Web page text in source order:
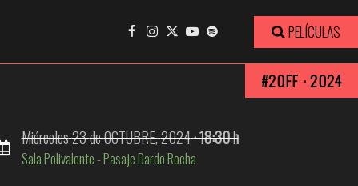
PELÍCULAS
2009-2019
#20FF · 2024
Miércoles23de OCTUBRE,2024· 18:30 h
Sala Polivalente - Pasaje Dardo Rocha